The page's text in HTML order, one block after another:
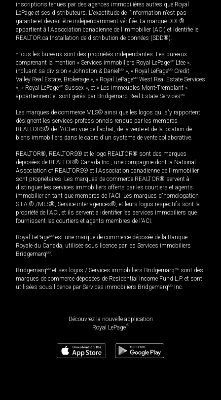
inscriptions tenues par des agences immobilières autres que Royal
LePage et ses distributeurs. L'exactitude de l'information n'est pas
garantie et devrait être indépendamment vérifiée. La marque DDF®
appartient à l'Association canadienne de l’immobilier (ACI) et identifie le
REALTOR.ca Installation de distribution de données (SDD®).
*Tous les bureaux sont des propriétés indépendantes. Les bureaux
comprenant la mention « Services immobiliers Royal LePageMD Ltée »,
incluant sa division « Johnston & Daniel MD », « Royal LePageMD Credit
Valley Real Estate, Brokerage », « Royal LePageMD West Real Estate Services
», « Royal LePageMD Sussex », et « Les immeubles Mont-Tremblant »
appartiennent et sont gérés par Bridgemarq Real Estate ServicesMD.
Les marques de commerce MLS® ainsi que les logos qui s'y rapportent
désignent les services professionnels rendus par les membres
REALTORS® de l'ACI en vue de l'achat, de la vente et de la location de
biens immobiliers dans le cadre d'un système de vente collaborative.
REALTOR®, REALTORS® et le logo REALTOR® sont des marques
déposées de REALTOR® Canada Inc., une compagnie dont la National
Association of REALTORS® et l'Association canadienne de l’immobilier
sont propriétaires. Les marques de commerce REALTOR® servent à
distinguer les services immobiliers offerts par les courtiers et agents
immobilier en tant que membres de l'ACI. Les marques d'homologation
S.I.A.® /MLS®, Service inter-agences®, et leurs logos respectifs sont la
propriété de l'ACI, et ils servent à identifier les services immobiliers que
fournissent les courtiers et agents membres de l'ACI.
Royal LePageMD est une marque de commerce déposée de la Banque
Royale du Canada, utilisée sous licence par les Services immobiliers
BridgemarqMD.
BridgemarqMD et ses logos / Services immobiliers BridgemarqMD sont des
marques de commerce déposées de Residential Income Fund L.P. et sont
utilisées sous licence par Services immobiliers BridgemarqMD Inc.
Découvrez la nouvelle application
Royal LePageMD